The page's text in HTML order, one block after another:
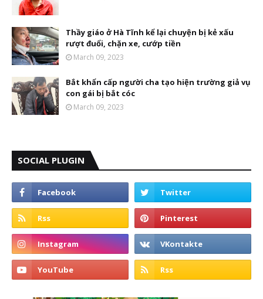
Thầy giáo ở Hà Tĩnh kể lại chuyện bị kẻ xấu
rượt đuổi, chặn xe, cướp tiền
March 09, 2023
Bắt khẩn cấp người cha tạo hiện trường giả vụ
con gái bị bắt cóc
March 09, 2023
SOCIAL PLUGIN